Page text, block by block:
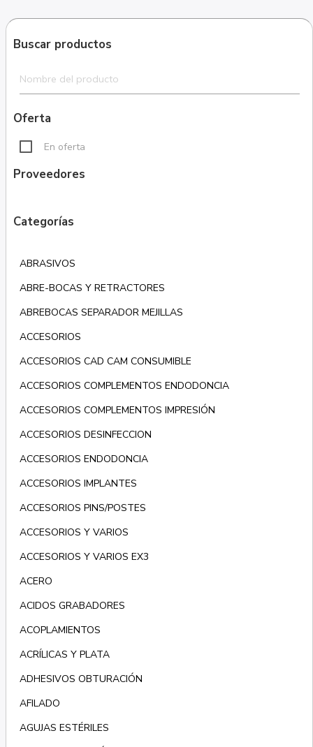
Buscar productos
Oferta
En oferta
Proveedores
Categorías
ABRASIVOS
ABRE-BOCAS Y RETRACTORES
ABREBOCAS SEPARADOR MEJILLAS
ACCESORIOS
ACCESORIOS CAD CAM CONSUMIBLE
ACCESORIOS COMPLEMENTOS ENDODONCIA
ACCESORIOS COMPLEMENTOS IMPRESIÓN
ACCESORIOS DESINFECCION
ACCESORIOS ENDODONCIA
ACCESORIOS IMPLANTES
ACCESORIOS PINS/POSTES
ACCESORIOS Y VARIOS
ACCESORIOS Y VARIOS EX3
ACERO
ACIDOS GRABADORES
ACOPLAMIENTOS
ACRÍLICAS Y PLATA
ADHESIVOS OBTURACIÓN
AFILADO
AGUJAS ESTÉRILES